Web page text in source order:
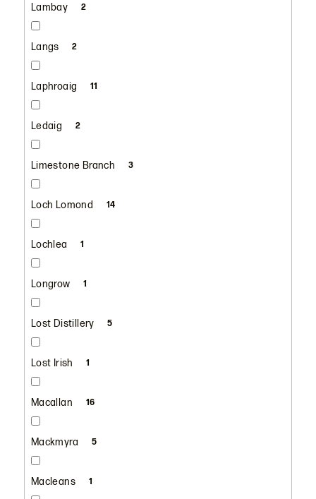
Lambay 2
Langs 2
Laphroaig 11
Ledaig 2
Limestone Branch 3
Loch Lomond 14
Lochlea 1
Longrow 1
Lost Distillery 5
Lost Irish 1
Macallan 16
Mackmyra 5
Macleans 1